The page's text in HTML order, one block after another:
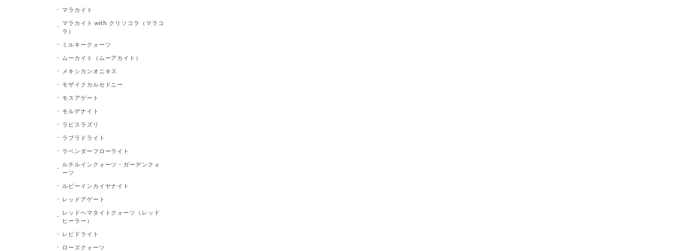
マラカイト
マラカイト with クリソコラ（マラコ
ラ）
ミルキークォーツ
ムーカイト（ムーアカイト）
メキシカンオニキス
モザイクカルセドニー
モスアゲート
モルデナイト
ラピスラズリ
ラブラドライト
ラベンダーフローライト
ルチルインクォーツ・ガーデンクォ
ーツ
ルビーインカイヤナイト
レッドアゲート
レッドヘマタイトクォーツ（レッド
ヒーラー）
レピドライト
ローズクォーツ